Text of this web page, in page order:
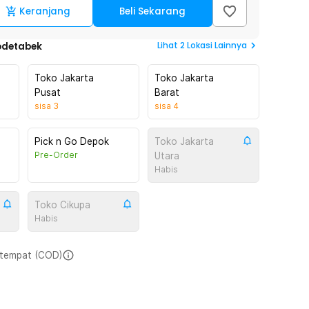
Keranjang Beli Sekarang
Lihat 2Lokasi Lainnya
Toko Jakarta
Pusat
sisa 3
Toko Jakarta
Barat
sisa 4
Pick n Go Depok
Pre-Order
Toko Jakarta
Utara
Habis
Toko Cikupa
Habis
(COD)